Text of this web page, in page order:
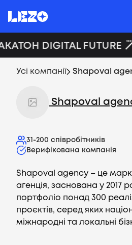
DIGITAL FUTURE
Усі компанії Shapoval
Shapoval
31-200 співробітників
Верифікована компанія
Shapoval agency – це
агенція, заснована у 2017
портфоліо понад 300
проєктів, серед яких
міжнародні та локальні